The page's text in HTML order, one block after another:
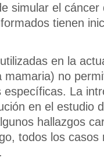
simular el
tienen
en la
no
La
en el estudio
hallazgos
todos los casos